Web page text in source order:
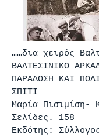
……δια χειρός
ΒΑΛΤΕΣΙΝΙΚΟ
ΠΑΡΑΔΟΣΗ ΚΑΙ
ΣΠIΤΙ
Μαρία Πισιμίση-
Σελίδες. 158
Εκδότης: